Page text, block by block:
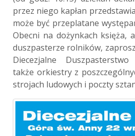
przez niego kapłan
może być przeplatane
Obecni na dożynkach księża,
duszpasterze rolników,
Diecezjalne
także orkiestry z
strojach ludowych i poczty